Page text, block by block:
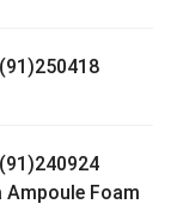
Ampoule Foam